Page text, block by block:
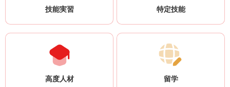
技能実習 特定技能
高度人材 留学